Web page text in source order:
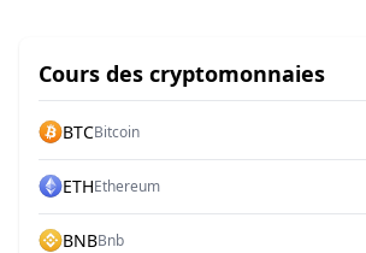
Cours des cryptomonnaies
BTCBitcoin
ETHEthereum
BNBBnb